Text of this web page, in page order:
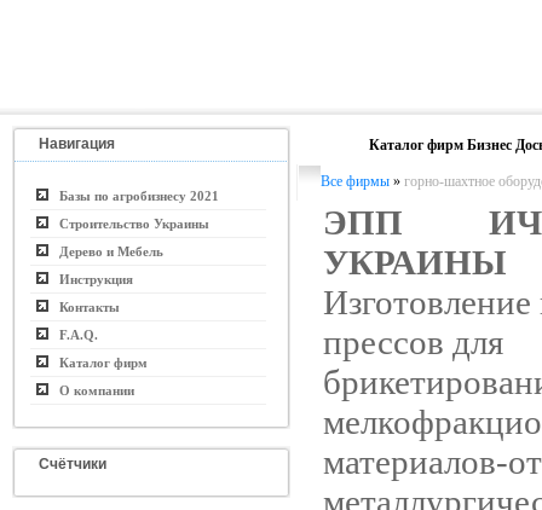
Навигация
Базы по агробизнесу 2021
Строительство Украины
Дерево и Мебель
Инструкция
Контакты
F.A.Q.
Каталог фирм
О компании
Счётчики
Каталог фирм Бизнес
Все фирмы » горно-шахтное
ЭПП
УКРАИНЫ
прессов для
материалов-